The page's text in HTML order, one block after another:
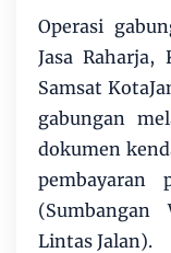
Operasi
Jasa Raharja,
Samsat
gabungan
dokumen
pembayaran
(Sumbangan
Lintas Jalan).